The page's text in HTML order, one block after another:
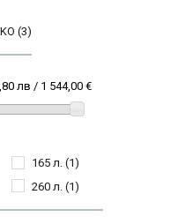
(3)
лв / 1 544,00 €
165 л. (1)
260 л. (1)